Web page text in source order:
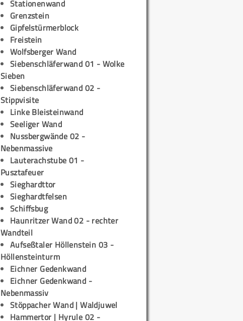
Stationenwand
Grenzstein
Gipfelstürmerblock
Freistein
Wolfsberger Wand
Siebenschläferwand 01 - Wolke
Sieben
Siebenschläferwand 02 -
Stippvisite
Linke Bleisteinwand
Seeliger Wand
Nussbergwände 02 -
Nebenmassive
Lauterachstube 01 -
Pusztafeuer
Sieghardttor
Sieghardtfelsen
Schiffsbug
Haunritzer Wand 02 - rechter
Wandteil
Aufseßtaler Höllenstein 03 -
Höllensteinturm
Eichner Gedenkwand
Eichner Gedenkwand -
Nebenmassiv
Stöppacher Wand | Waldjuwel
Hammertor | Hyrule 02 -